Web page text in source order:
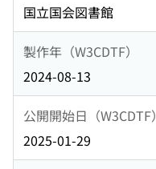
国立国会図書館
製作年（W3CDTF）
2024-08-13
公開開始日（W3CDTF）
2025-01-29